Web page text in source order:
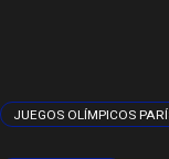
JUEGOS OLÍMPICOS